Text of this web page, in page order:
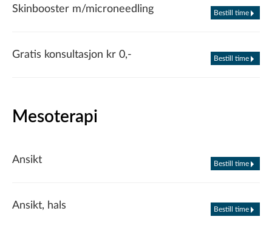
Skinbooster m/microneedling Bestill time
Gratis konsultasjon kr 0,- Bestill time
Mesoterapi
Ansikt Bestill time
Ansikt, hals Bestill time